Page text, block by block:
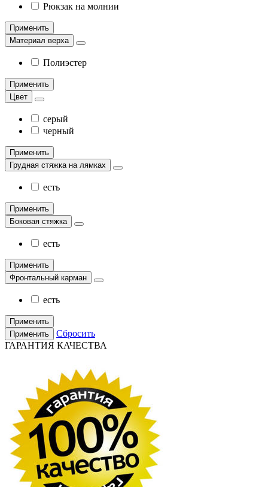
Рюкзак на молнии
Применить
Материал верха
Полиэстер
Применить
Цвет
серый
черный
Применить
Грудная стяжка на лямках
есть
Применить
Боковая стяжка
есть
Применить
Фронтальный карман
есть
Применить
Применить
Сбросить
ГАРАНТИЯ КАЧЕСТВА